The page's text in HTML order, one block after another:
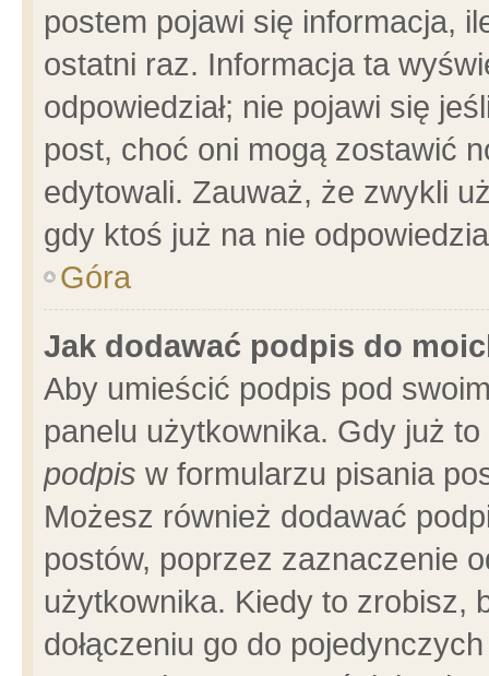
postem pojawi się informacja,
ostatni raz. Informacja ta
odpowiedział; nie pojawi się
post, choć oni mogą zostawić
edytowali. Zauważ, że zwykli
gdy ktoś już na nie
Góra
Jak dodawać podpis do
Aby umieścić podpis pod
panelu użytkownika. Gdy już
podpis w formularzu pisania
Możesz również dodawać
postów, poprzez zaznaczenie
użytkownika. Kiedy to zrobisz,
dołączeniu go do